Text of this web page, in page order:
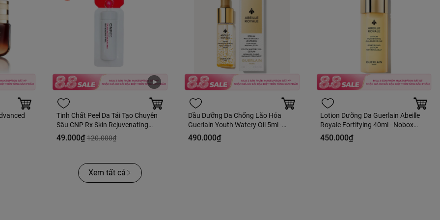
Tinh Chất Peel Da Tái Tạo Chuyên
Sâu CNP Rx Skin Rejuvenating
Intensive Peel 2ml
49.000₫ 120.000₫
Dầu Dưỡng Da Chống Lão Hóa
Guerlain Youth Watery Oil 5ml -
Fullbox Hàng Duty
490.000₫
Lotion Dưỡng Da Guerlain Abeille
Royale Fortifying 40ml - Nobox
Hàng Duty
450.000₫
Xem tất cả